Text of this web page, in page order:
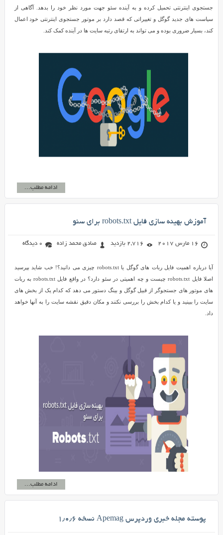
جستجوی اینترنتی تحمیل کرده و به آینده سئو جهت مورد نظر خود را بدهد. آگاهی از
سیاست های جدید گوگل و تغییراتی که قصد دارد بر موتور جستجوی اینترنتی خود اعمال
کند، بسیار ضروری بوده و می تواند به ارتقای رتبه سایت ها در آینده کمک کند.
ادامه مطلب...
آموزش بهینه سازی فایل robots.txt برای سئو
16 مارس 2017 2,716 بازدید صادق محمد زاده 0 دیدگاه
آیا درباره اهمیت فایل ربات های گوگل یا robots.txt چیزی می دانید؟! خب شاید بپرسید
اصلا فایل robots.txt چیست و چه اهمیتی در سئو دارد؟ در واقع فایل robots.txt به ربات
های موتور های جستجوگر از قبیل گوگل و بینگ دستور می دهد که کدام یک از بخش های
سایت را ببینید و یا کدام بخش را بررسی نکنند و مکان دقیق نقشه سایت را به آنها خواهد
داد.
ادامه مطلب...
پوسته مجله خبری وردپرس Apemag نسخه ۱٫۰٫۶